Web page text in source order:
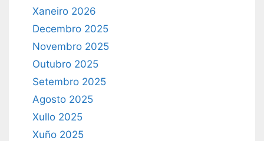
Xaneiro 2026
Decembro 2025
Novembro 2025
Outubro 2025
Setembro 2025
Agosto 2025
Xullo 2025
Xuño 2025